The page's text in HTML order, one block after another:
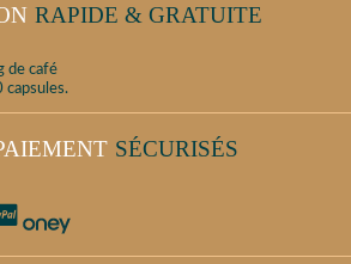
RAPIDE & GRATUITE
de café
capsules.
SÉCURISÉS